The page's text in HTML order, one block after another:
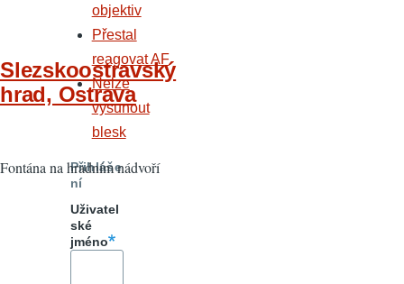
Slezskoostravský
hrad, Ostrava
Fontána na hradním nádvoří
objektiv
Přestal
reagovat AF
Nelze
vysunout
blesk
Přihláše
ní
Uživatel
ské
jméno